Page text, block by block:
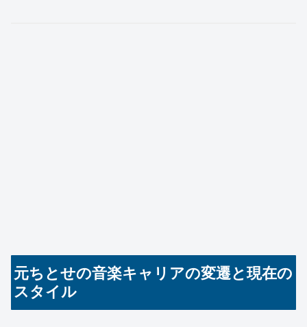
元ちとせの音楽キャリアの変遷と現在の
スタイル